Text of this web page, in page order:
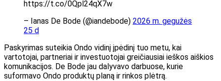
https://t.co/0Qpl24qX7w
– Ianas De Bode (@iandebode) 2026 m. gegužės
25 d
Paskyrimas suteikia Ondo vidinį įpėdinį tuo metu, kai
vartotojai, partneriai ir investuotojai greičiausiai ieškos aiškios
komunikacijos. De Bode jau dalyvavo darbuose, kurie
suformavo Ondo produktų planą ir rinkos plėtrą.